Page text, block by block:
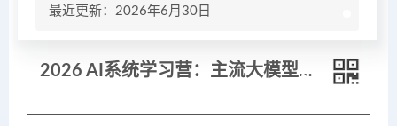
最近更新：2026年6月30日
2026 AI系统学习营：主流大模型实操教学，图文音视频制作，职场创收落地